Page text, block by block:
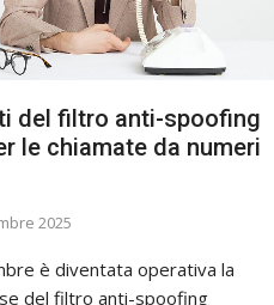
del filtro anti-spoofing
le chiamate da numeri
2025
è diventata operativa la
del filtro anti-spoofing